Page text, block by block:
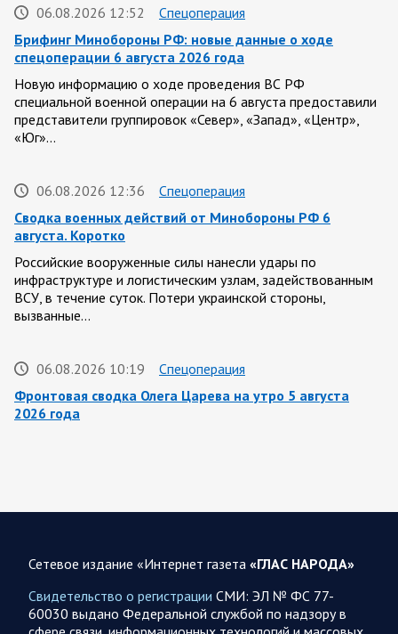
06.08.2026 12:52
Спецоперация
Брифинг Минобороны РФ: новые данные о ходе
спецоперации 6 августа 2026 года
Новую информацию о ходе проведения ВС РФ
специальной военной операции на 6 августа предоставили
представители группировок «Север», «Запад», «Центр»,
«Юг»…
06.08.2026 12:36
Спецоперация
Сводка военных действий от Минобороны РФ 6
августа. Коротко
Российские вооруженные силы нанесли удары по
инфраструктуре и логистическим узлам, задействованным
ВСУ, в течение суток. Потери украинской стороны,
вызванные…
06.08.2026 10:19
Спецоперация
Фронтовая сводка Олега Царева на утро 5 августа
2026 года
Украинские террористы продолжают убивать мирное
население приграничных районов. Данные на 6 августа
За прошедшие сутки армия трусов и убийц, будучи не в
Сетевое издание «Интернет газета «ГЛАС НАРОДА»
Свидетельство о регистрации СМИ: ЭЛ № ФС 77-
60030 выдано Федеральной службой по надзору в